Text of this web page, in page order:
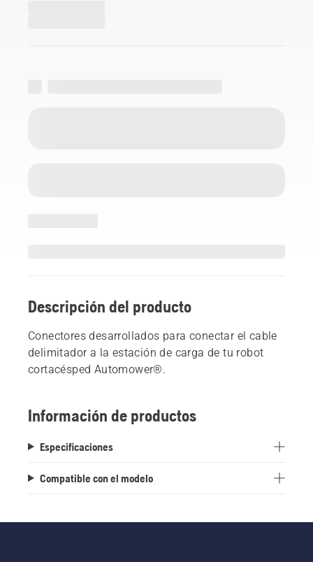
Descripción del producto
Conectores desarrollados para conectar el cable
delimitador a la estación de carga de tu robot
cortacésped Automower®.
Información de productos
Especificaciones
Compatible con el modelo